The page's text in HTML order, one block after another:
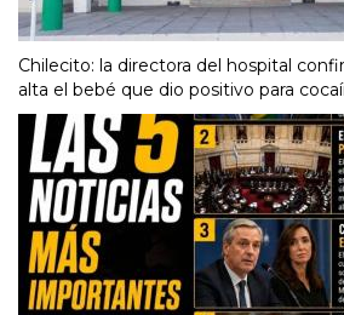
Chilecito: la directora del hospital
alta el bebé que dio positivo para